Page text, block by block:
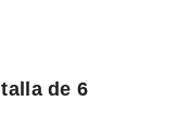
de 6